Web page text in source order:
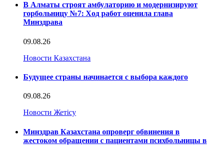
В Алматы строят амбулаторию и модернизируют
горбольницу №7: Ход работ оценила глава
Минздрава
09.08.26
Новости Казахстана
Будущее страны начинается с выбора каждого
09.08.26
Новости Жетісу
Минздрав Казахстана опроверг обвинения в
жестоком обращении с пациентами психбольницы в